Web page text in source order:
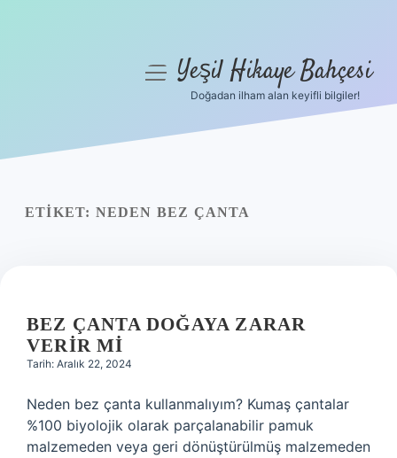
Yasal Uyarı
menüyüYeşil Hikaye Bahçesi
Doğadan ilham alan keyifli bilgiler!
ETIKET: NEDEN BEZ ÇANTA
BEZ ÇANTA DOĞAYA ZARAR
VERIR MI
Tarih: Aralık 22, 2024
Neden bez çanta kullanmalıyım? Kumaş çantalar
%100 biyolojik olarak parçalanabilir pamuk
malzemeden veya geri dönüştürülmüş malzemeden